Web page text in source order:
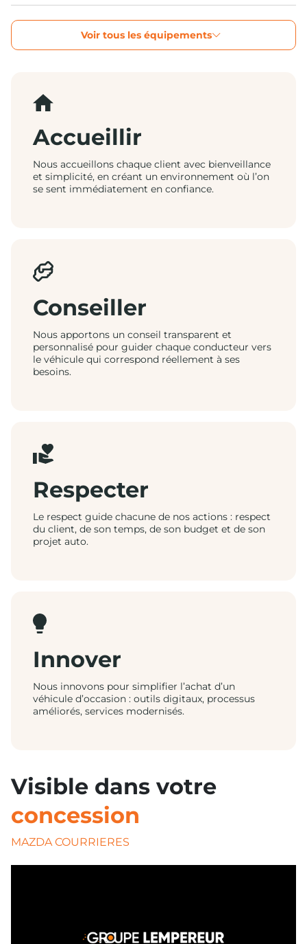
Voir tous les équipements
Accueillir
Nous accueillons chaque client avec bienveillance
et simplicité, en créant un environnement où l’on
se sent immédiatement en confiance.
Conseiller
Nous apportons un conseil transparent et
personnalisé pour guider chaque conducteur vers
le véhicule qui correspond réellement à ses
besoins.
Respecter
Le respect guide chacune de nos actions : respect
du client, de son temps, de son budget et de son
projet auto.
Innover
Nous innovons pour simplifier l’achat d’un
véhicule d’occasion : outils digitaux, processus
améliorés, services modernisés.
Visible dans votre
concession
MAZDA COURRIERES